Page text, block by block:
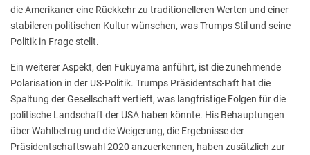
die Amerikaner eine Rückkehr zu traditionelleren Werten und einer
stabileren politischen Kultur wünschen, was Trumps Stil und seine
Politik in Frage stellt.
Ein weiterer Aspekt, den Fukuyama anführt, ist die zunehmende
Polarisation in der US-Politik. Trumps Präsidentschaft hat die
Spaltung der Gesellschaft vertieft, was langfristige Folgen für die
politische Landschaft der USA haben könnte. His Behauptungen
über Wahlbetrug und die Weigerung, die Ergebnisse der
Präsidentschaftswahl 2020 anzuerkennen, haben zusätzlich zur